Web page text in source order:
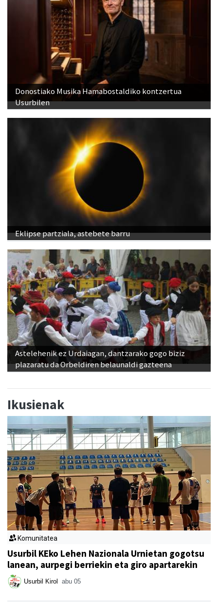
Donostiako Musika Hamabostaldiko kontzertua
Usurbilen
Eklipse partziala, astebete barru
Astelehenik ez Urdaiagan, dantzarako gogo biziz
plazaratu da Orbeldiren belaunaldi gazteena
Ikusienak
Komunitatea
Usurbil KEko Lehen Nazionala Urnietan gogotsu
lanean, aurpegi berriekin eta giro apartarekin
Usurbil Kirol abu 05